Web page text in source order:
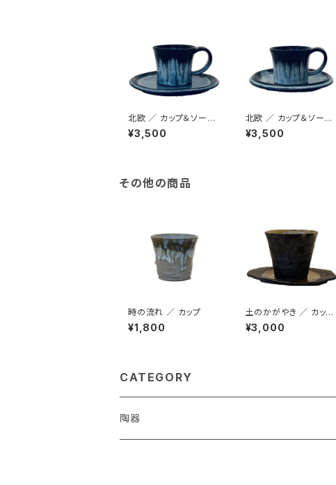
北欧 ／ カップ＆ソーサ
ー
¥3,500
北欧 ／ カップ＆ソーサ
ー
¥3,500
その他の商品
時の流れ ／ カップ
¥1,800
土のかがやき ／ カップ
＆ソーサー
¥3,000
CATEGORY
陶器